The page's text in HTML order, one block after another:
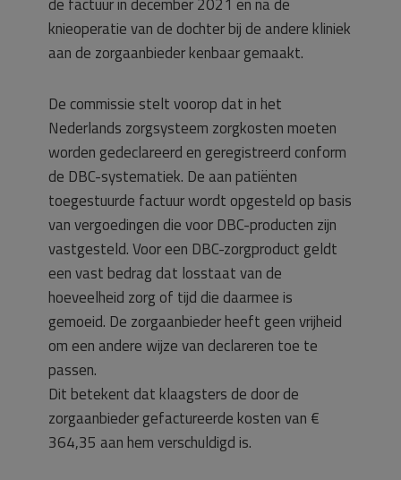
knieoperatie van de dochter bij de andere kliniek
aan de zorgaanbieder kenbaar gemaakt.
De commissie stelt voorop dat in het
Nederlands zorgsysteem zorgkosten moeten
worden gedeclareerd en geregistreerd conform
de DBC-systematiek. De aan patiënten
toegestuurde factuur wordt opgesteld op basis
van vergoedingen die voor DBC-producten zijn
vastgesteld. Voor een DBC-zorgproduct geldt
een vast bedrag dat losstaat van de
hoeveelheid zorg of tijd die daarmee is
gemoeid. De zorgaanbieder heeft geen vrijheid
om een andere wijze van declareren toe te
passen.
Dit betekent dat klaagsters de door de
zorgaanbieder gefactureerde kosten van €
364,35 aan hem verschuldigd is.